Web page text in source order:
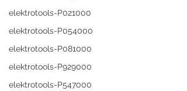
elektrotools-P021000
elektrotools-P054000
elektrotools-P081000
elektrotools-P929000
elektrotools-P547000